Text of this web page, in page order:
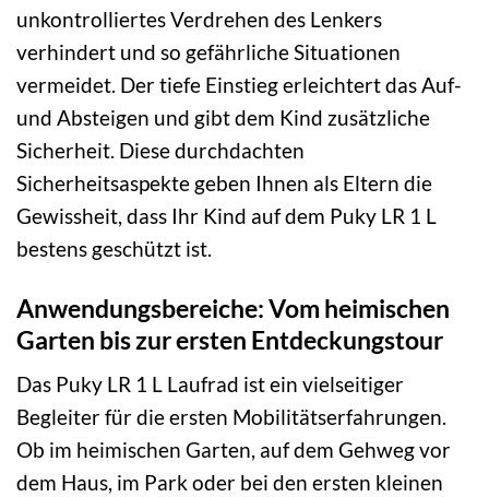
unkontrolliertes Verdrehen des Lenkers
verhindert und so gefährliche Situationen
vermeidet. Der tiefe Einstieg erleichtert das Auf-
und Absteigen und gibt dem Kind zusätzliche
Sicherheit. Diese durchdachten
Sicherheitsaspekte geben Ihnen als Eltern die
Gewissheit, dass Ihr Kind auf dem Puky LR 1 L
bestens geschützt ist.
Anwendungsbereiche: Vom heimischen
Garten bis zur ersten Entdeckungstour
Das Puky LR 1 L Laufrad ist ein vielseitiger
Begleiter für die ersten Mobilitätserfahrungen.
Ob im heimischen Garten, auf dem Gehweg vor
dem Haus, im Park oder bei den ersten kleinen